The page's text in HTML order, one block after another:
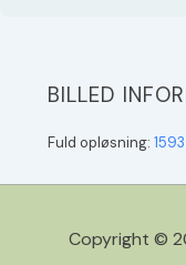
BILLED
Fuld opløsning:
Copyright ©